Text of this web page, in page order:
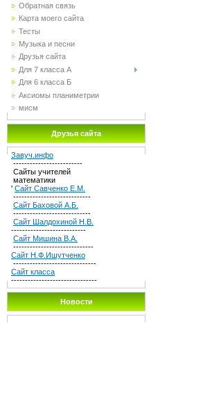
Обратная связь
Карта моего сайта
Тесты
Музыка и песни
Друзья сайта
Для 7 класса А
Для 6 класса Б
Аксиомы планиметрии
мисм
Друзья сайта
Завуч.инфо
-------------------------
Сайты учителей
математики
' Сайт Савченко Е.М.
----------------------------
Сайт Баховой А.Б.
----------------------------
Сайт Шалдохиной Н.В.
---------------------------
Сайт Мишина В.А.
-----------------------------
Сайт Н.Ф.Ишутченко
------------------------------
Сайт класса
-------------------------------
Новости